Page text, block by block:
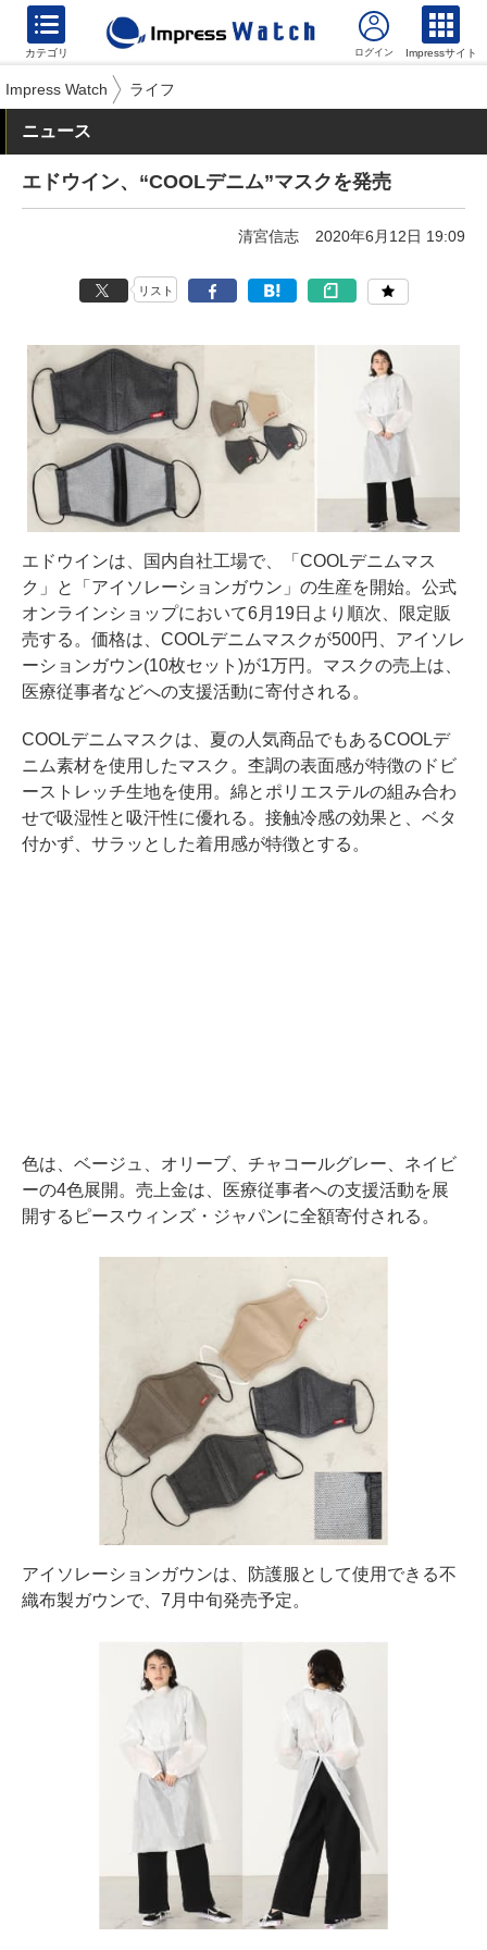
カテゴリ Impressサイト
Impress Watch ライフ
ニュース
エドウイン、“COOLデニム”マスクを発売
清宮信志 2020年6月12日 19:09
リスト
エドウインは、国内自社工場で、「COOLデニムマス
ク」と「アイソレーションガウン」の生産を開始。公式
オンラインショップにおいて6月19日より順次、限定販
売する。価格は、COOLデニムマスクが500円、アイソレ
ーションガウン(10枚セット)が1万円。マスクの売上は、
医療従事者などへの支援活動に寄付される。
COOLデニムマスクは、夏の人気商品でもあるCOOLデ
ニム素材を使用したマスク。杢調の表面感が特徴のドビ
ーストレッチ生地を使用。綿とポリエステルの組み合わ
せで吸湿性と吸汗性に優れる。接触冷感の効果と、ベタ
付かず、サラッとした着用感が特徴とする。
色は、ベージュ、オリーブ、チャコールグレー、ネイビ
ーの4色展開。売上金は、医療従事者への支援活動を展
開するピースウィンズ・ジャパンに全額寄付される。
アイソレーションガウンは、防護服として使用できる不
織布製ガウンで、7月中旬発売予定。